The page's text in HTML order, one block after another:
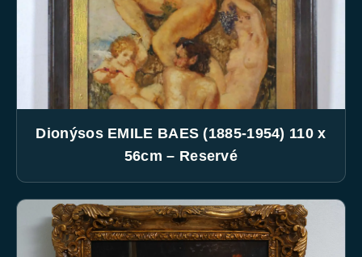
Dionýsos EMILE BAES (1885-1954) 110 x
56cm – Reservé